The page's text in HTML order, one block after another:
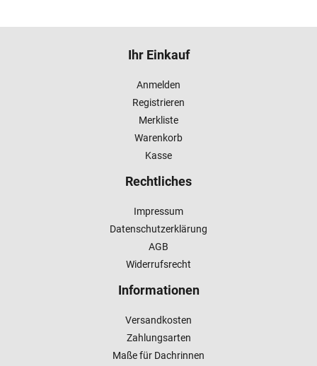
Ihr Einkauf
Anmelden
Registrieren
Merkliste
Warenkorb
Kasse
Rechtliches
Impressum
Datenschutzerklärung
AGB
Widerrufsrecht
Informationen
Versandkosten
Zahlungsarten
Maße für Dachrinnen